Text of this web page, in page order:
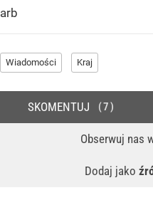
arb
Wiadomości Kraj
Obserwuj nas
Dodaj jako
SKOMENTUJ 7